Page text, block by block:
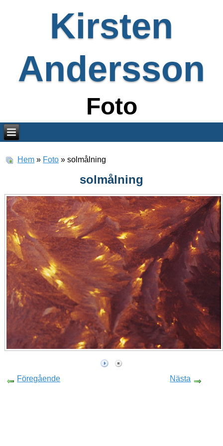
Kirsten
Andersson
Foto
Hem » Foto » solmålning
solmålning
Föregående Nästa